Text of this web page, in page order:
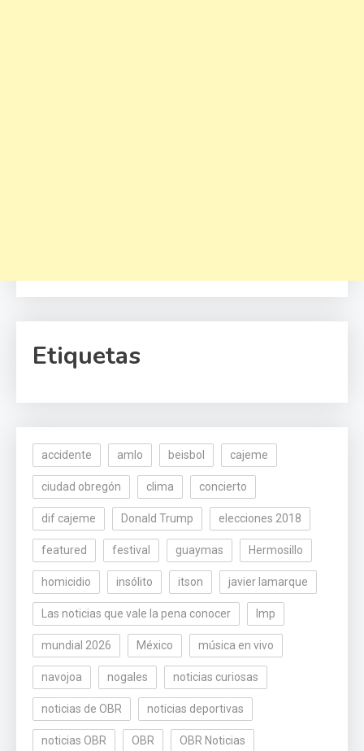
Etiquetas
accidente amlo beisbol cajeme
ciudad obregón clima concierto
dif cajeme Donald Trump elecciones 2018
featured festival guaymas Hermosillo
homicidio insólito itson javier lamarque
Las noticias que vale la pena conocer lmp
mundial 2026 México música en vivo
navojoa nogales noticias curiosas
noticias de OBR noticias deportivas
noticias OBR OBR OBR Noticias